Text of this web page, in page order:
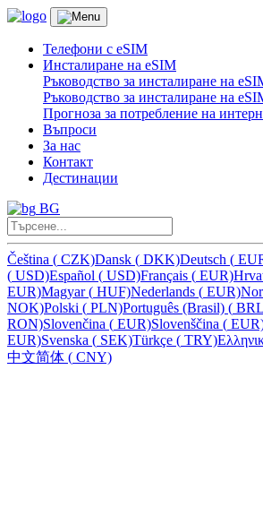
Телефони с eSIM
Инсталиране на eSIM
Ръководство за инсталиране на
Ръководство за инсталиране на
Прогноза за потребление на
Въпроси
За нас
Контакт
Дестинации
BG
Čeština ( CZK)Dansk ( DKK)Deutsch (
( USD)Español ( USD)Français ( EUR)
EUR)Magyar( HUF)Nederlands ( EUR)
NOK)Polski ( PLN)Português (Brasil) (
RON)Slovenčina ( EUR)Slovenščina (
EUR)Svenska ( SEK)Türkçe ( TRY)
中文简体 ( CNY)